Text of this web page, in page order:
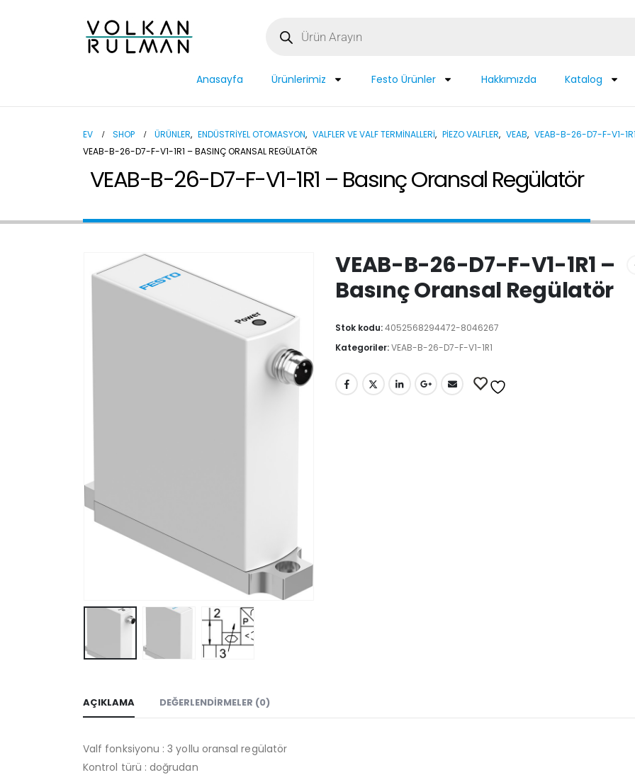
Anasayfa Ürünlerimiz Festo Ürünler Hakkımızda Katalog
EV SHOP ÜRÜNLER, ENDÜSTRIYEL OTOMASYON, VALFLER VE VALF TERMINALLERI, PIEZO VALFLER, VEAB, VEAB-B-26-D7-F-V1-1R1
VEAB-B-26-D7-F-V1-1R1 – BASINÇ ORANSAL REGÜLATÖR
VEAB-B-26-D7-F-V1-1R1 – Basınç Oransal Regülatör
VEAB-B-26-D7-F-V1-1R1 –
Basınç Oransal Regülatör
Stok kodu:4052568294472-8046267
Kategoriler:VEAB-B-26-D7-F-V1-1R1
AÇIKLAMA DEĞERLENDIRMELER (0)
Valf fonksiyonu : 3 yollu oransal regülatör
Kontrol türü : doğrudan